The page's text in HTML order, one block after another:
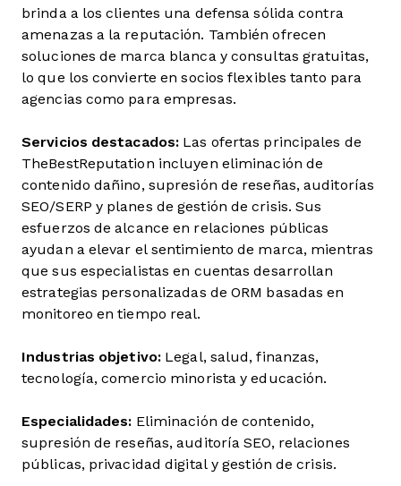
brinda a los clientes una defensa sólida contra
amenazas a la reputación. También ofrecen
soluciones de marca blanca y consultas gratuitas,
lo que los convierte en socios flexibles tanto para
agencias como para empresas.
Servicios destacados: Las ofertas principales de
TheBestReputation incluyen eliminación de
contenido dañino, supresión de reseñas, auditorías
SEO/SERP y planes de gestión de crisis. Sus
esfuerzos de alcance en relaciones públicas
ayudan a elevar el sentimiento de marca, mientras
que sus especialistas en cuentas desarrollan
estrategias personalizadas de ORM basadas en
monitoreo en tiempo real.
Industrias objetivo: Legal, salud, finanzas,
tecnología, comercio minorista y educación.
Especialidades: Eliminación de contenido,
supresión de reseñas, auditoría SEO, relaciones
públicas, privacidad digital y gestión de crisis.